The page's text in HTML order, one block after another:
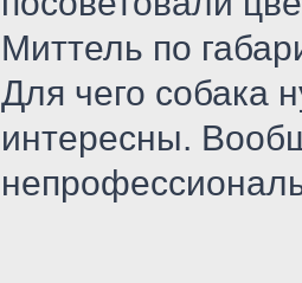
Миттель по
Для чего собака
интересны.